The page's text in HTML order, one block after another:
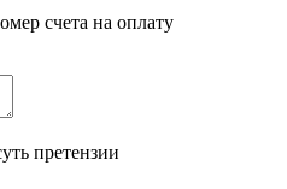
счета на оплату
претензии